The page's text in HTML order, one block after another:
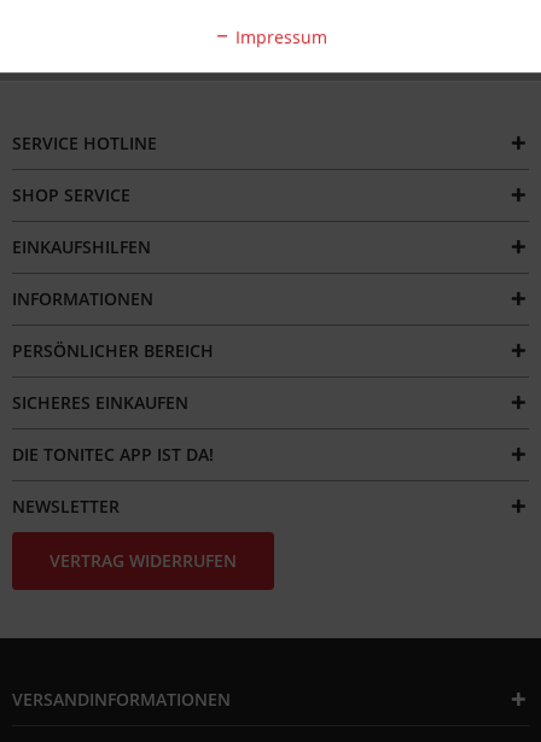
SERVICE HOTLINE
SHOP SERVICE
EINKAUFSHILFEN
INFORMATIONEN
PERSÖNLICHER BEREICH
SICHERES EINKAUFEN
DIE TONITEC APP IST DA!
NEWSLETTER
VERTRAG WIDERRUFEN
VERSANDINFORMATIONEN
Impressum